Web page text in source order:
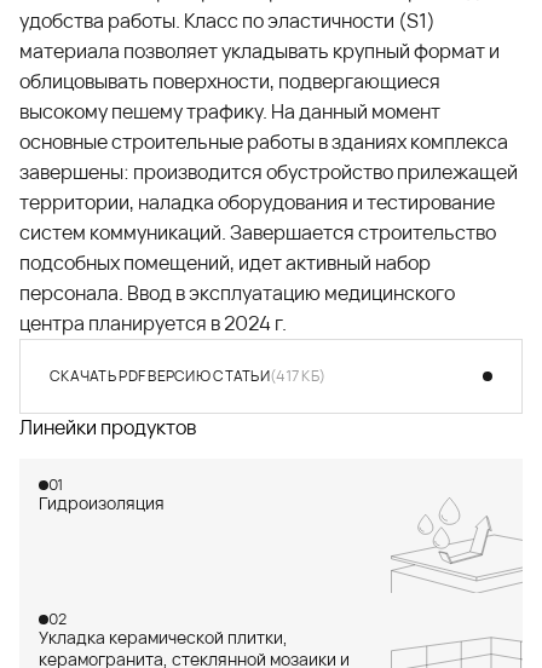
удобства работы. Класс по эластичности (S1)
материала позволяет укладывать крупный формат и
облицовывать поверхности, подвергающиеся
высокому пешему трафику. На данный момент
основные строительные работы в зданиях комплекса
завершены: производится обустройство прилежащей
территории, наладка оборудования и тестирование
систем коммуникаций. Завершается строительство
подсобных помещений, идет активный набор
персонала. Ввод в эксплуатацию медицинского
центра планируется в 2024 г.
СКАЧАТЬ PDF ВЕРСИЮ СТАТЬИ(417 КБ)
Линейки продуктов
01
Гидроизоляция
02
Укладка керамической плитки,
керамогранита, стеклянной мозаики и